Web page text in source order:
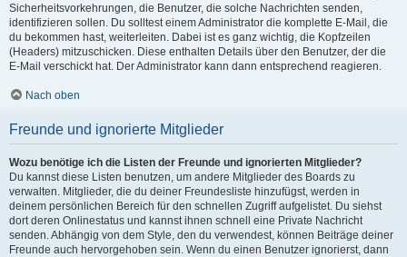
Sicherheitsvorkehrungen, die Benutzer, die solche Nachrichten senden,
identifizieren sollen. Du solltest einem Administrator die komplette E-Mail, die
du bekommen hast, weiterleiten. Dabei ist es ganz wichtig, die Kopfzeilen
(Headers) mitzuschicken. Diese enthalten Details über den Benutzer, der die
E-Mail verschickt hat. Der Administrator kann dann entsprechend reagieren.
Nach oben
Freunde und ignorierte Mitglieder
Wozu benötige ich die Listen der Freunde und ignorierten Mitglieder?
Du kannst diese Listen benutzen, um andere Mitglieder des Boards zu
verwalten. Mitglieder, die du deiner Freundesliste hinzufügst, werden in
deinem persönlichen Bereich für den schnellen Zugriff aufgelistet. Du siehst
dort deren Onlinestatus und kannst ihnen schnell eine Private Nachricht
senden. Abhängig von dem Style, den du verwendest, können Beiträge deiner
Freunde auch hervorgehoben sein. Wenn du einen Benutzer ignorierst, dann